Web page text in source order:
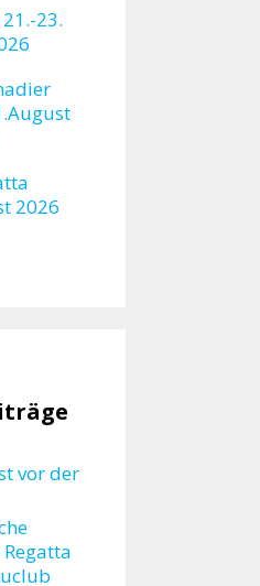
23.
2026
vor der